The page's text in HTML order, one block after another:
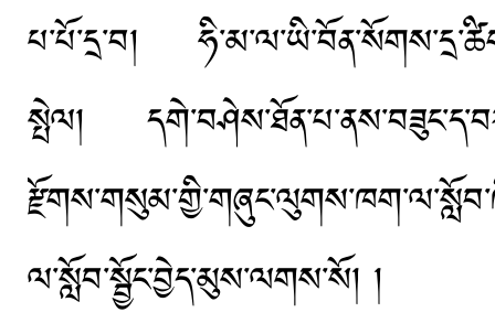
པ་པོ་དྲ་བ།
སྤེལ།
ལ་སློབ་སྦྱོང་བྱེད་མུས་ལགས་སོ། །